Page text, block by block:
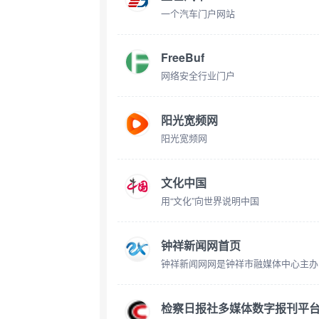
一个汽车门户网站
FreeBuf
网络安全行业门户
阳光宽频网
阳光宽频网
文化中国
用“文化”向世界说明中国
钟祥新闻网首页
检察日报社多媒体数字报刊平